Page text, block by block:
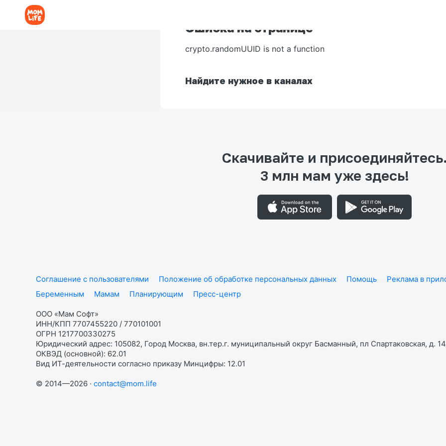
Ошибка на странице
crypto.randomUUID is not a function
Найдите нужное в каналах
Скачивайте и присоединяйтесь.
3 млн мам уже здесь!
Соглашение с пользователями Положение об обработке персональных данных Помощь Реклама в
Беременным
Мамам Планирующим Пресс-центр
ООО «Мам Софт»
ИНН/КПП 7707455220 / 770101001
ОГРН 1217700330275
Юридический адрес: 105082, Город Москва, вн.тер.г. муниципальный округ Басманный, пл Спартаковская, д.
ОКВЭД (основной): 62.01
Вид ИТ-деятельности согласно приказу Минцифры: 12.01
© 2014—2026 · contact@mom.life